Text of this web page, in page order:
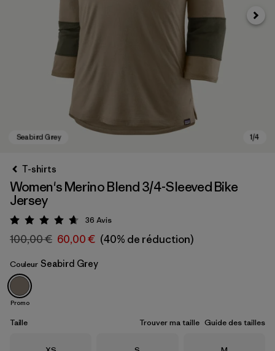
Seabird Grey
T-shirts
Women's Merino Blend 3/4-Sleeved Bike
Jersey
Évaluation: 4.7 / 5
36 Avis
100,00 € 60,00 € (40% de réduction)
Couleur Seabird Grey
Promo
Taille Trouver ma taille Guide des tailles